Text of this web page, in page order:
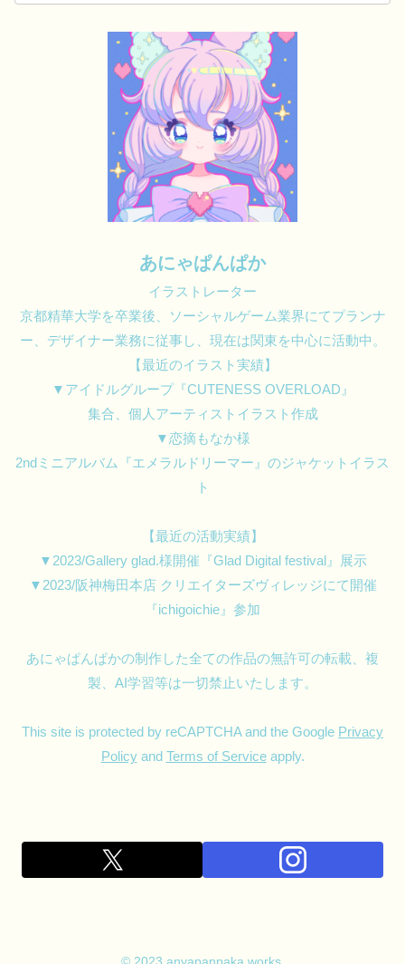
あにゃぱんぱか
イラストレーター
京都精華大学を卒業後、ソーシャルゲーム業界にてプランナ
ー、デザイナー業務に従事し、現在は関東を中心に活動中。
【最近のイラスト実績】
▼アイドルグループ『CUTENESS OVERLOAD』
集合、個人アーティストイラスト作成
▼恋摘もなか様
2ndミニアルバム『エメラルドリーマー』のジャケットイラス
ト
【最近の活動実績】
▼2023/Gallery glad.様開催『Glad Digital festival』展示
▼2023/阪神梅田本店 クリエイターズヴィレッジにて開催
『ichigoichie』参加
あにゃぱんぱかの制作した全ての作品の無許可の転載、複
製、AI学習等は一切禁止いたします。
This site is protected by reCAPTCHA and the Google Privacy
Policyand Terms of Serviceapply.
© 2023 anyapanpaka works.